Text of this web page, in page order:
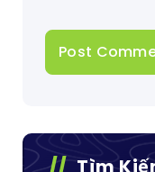
Tìm